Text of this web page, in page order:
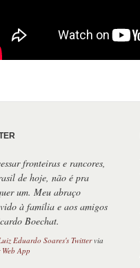
fronteiras e rancores,
de hoje, não é pra
um. Meu abraço
à família e aos amigos
Boechat.
Eduardo Soares's Twittervia
Web App